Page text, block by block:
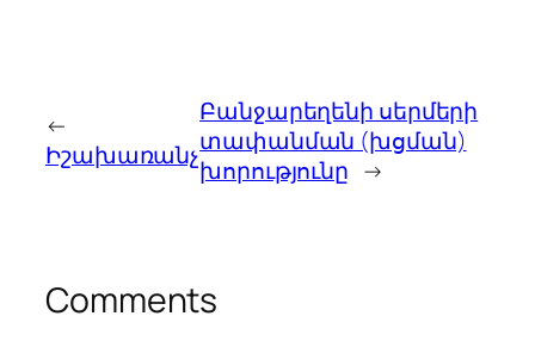
←
Իշախառանչ
Բանջարեղենի սերմերի
տափանման (խցման)
խորությունը →
Comments